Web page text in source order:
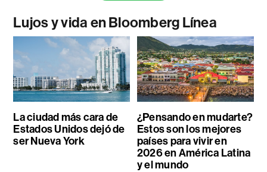
Lujos y vida en Bloomberg Línea
La ciudad más cara de
Estados Unidos dejó de
ser Nueva York
¿Pensando en mudarte?
Estos son los mejores
países para vivir en
2026 en América Latina
y el mundo